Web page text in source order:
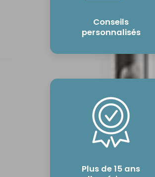
Conseils
personnalisés
Plus de 15 ans